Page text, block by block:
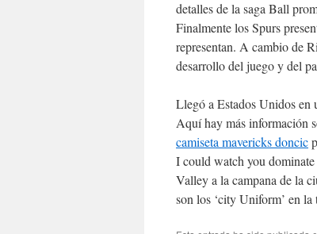
detalles de la saga Ball
Finalmente los Spurs
representan. A cambio de
desarrollo del juego y del
Llegó a Estados Unidos en
Aquí hay más información
camiseta mavericks doncic
I could watch you
Valley a la campana de la
son los ‘city Uniform’ en